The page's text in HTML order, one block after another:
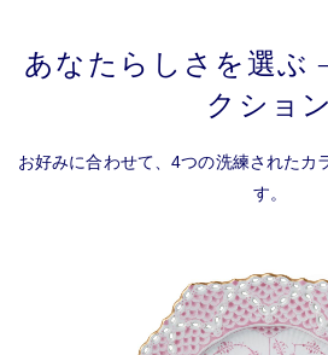
あなたらしさを選ぶ
クション
お好みに合わせて、4つの洗練されたカ
す。